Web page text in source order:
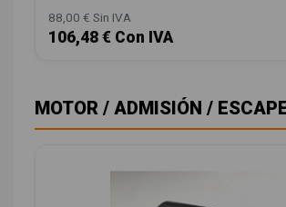
88,00 € Sin IVA
106,48 € Con IVA
MOTOR / ADMISIÓN /